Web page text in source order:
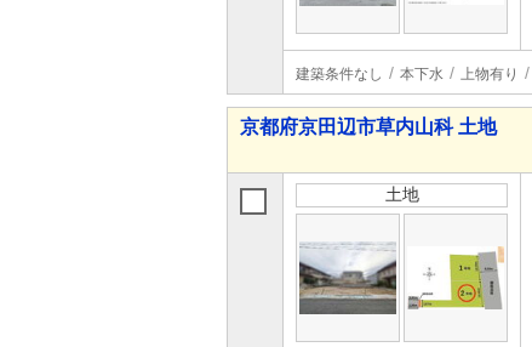
建築条件なし 本下水 上物有り
京都府京田辺市草内山科 土地
土地